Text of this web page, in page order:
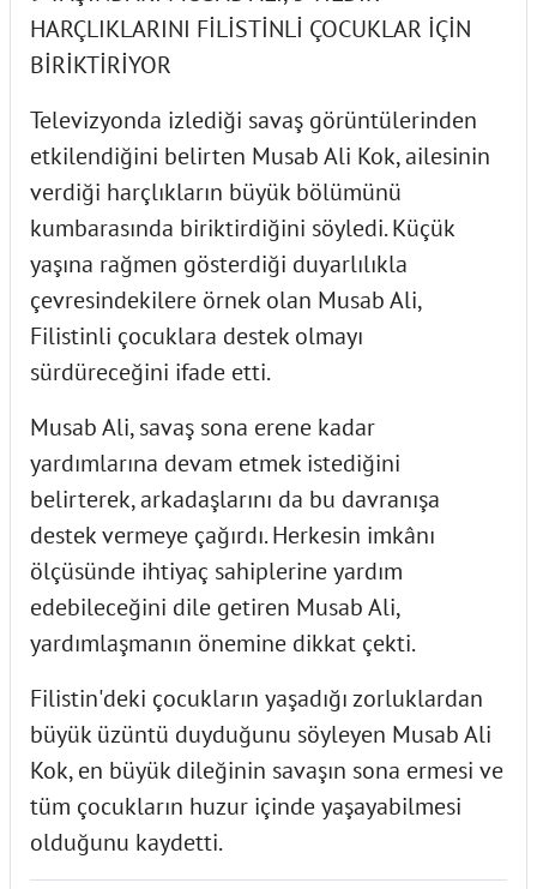
HARÇLIKLARINI FİLİSTİNLİ ÇOCUKLAR İÇİN
BİRİKTİRİYOR
Televizyonda izlediği savaş görüntülerinden
etkilendiğini belirten Musab Ali Kok, ailesinin
verdiği harçlıkların büyük bölümünü
kumbarasında biriktirdiğini söyledi. Küçük
yaşına rağmen gösterdiği duyarlılıkla
çevresindekilere örnek olan Musab Ali,
Filistinli çocuklara destek olmayı
sürdüreceğini ifade etti.
Musab Ali, savaş sona erene kadar
yardımlarına devam etmek istediğini
belirterek, arkadaşlarını da bu davranışa
destek vermeye çağırdı. Herkesin imkânı
ölçüsünde ihtiyaç sahiplerine yardım
edebileceğini dile getiren Musab Ali,
yardımlaşmanın önemine dikkat çekti.
Filistin'deki çocukların yaşadığı zorluklardan
büyük üzüntü duyduğunu söyleyen Musab Ali
Kok, en büyük dileğinin savaşın sona ermesi ve
tüm çocukların huzur içinde yaşayabilmesi
olduğunu kaydetti.